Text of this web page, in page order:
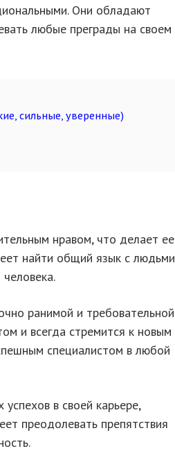
Они обладают
любые преграды на своем
сильные, уверенные)
нравом, что делает ее
найти общий язык с людьми
ранимой и требовательной
и всегда стремится к новым
специалистом в любой
в своей карьере,
преодолевать препятствия